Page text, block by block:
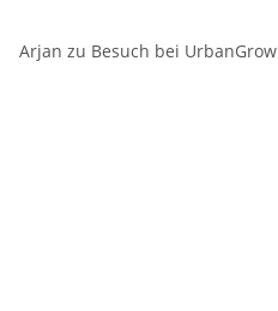
Arjan zu Besuch bei UrbanGrow